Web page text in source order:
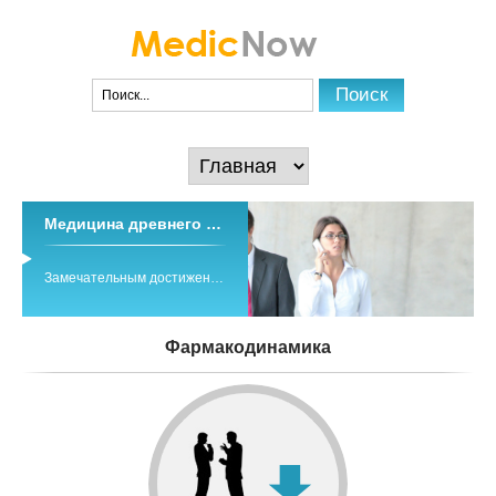
Медицина древнего тибета
Замечательным достижением древних и средневековых медицинских знаний народов Азии является традиционная система индо-тибетской медицины ...
Фармакодинамика